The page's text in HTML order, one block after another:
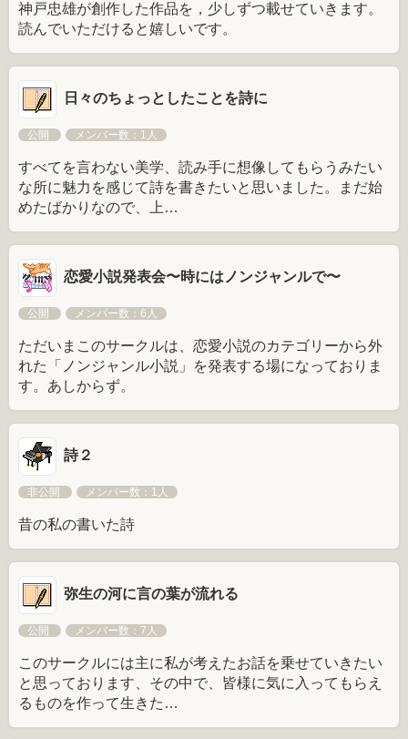
神戸忠雄が創作した作品を，少しずつ載せていきます。
読んでいただけると嬉しいです。
日々のちょっとしたことを詩に
公開 メンバー数：1人
すべてを言わない美学、読み手に想像してもらうみたい
な所に魅力を感じて詩を書きたいと思いました。まだ始
めたばかりなので、上…
恋愛小説発表会〜時にはノンジャンルで〜
公開 メンバー数：6人
ただいまこのサークルは、恋愛小説のカテゴリーから外
れた「ノンジャンル小説」を発表する場になっておりま
す。あしからず。
詩２
非公開 メンバー数：1人
昔の私の書いた詩
弥生の河に言の葉が流れる
公開 メンバー数：7人
このサークルには主に私が考えたお話を乗せていきたい
と思っております、その中で、皆様に気に入ってもらえ
るものを作って生きた…